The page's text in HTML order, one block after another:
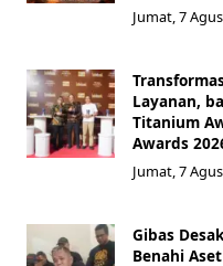
Jumat, 7
Layanan,
Titanium
Awards
Jumat, 7
Gibas
Benahi